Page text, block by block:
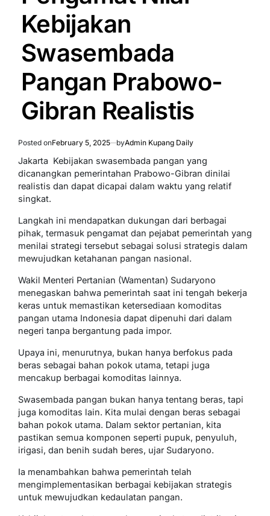
Kebijakan
Swasembada
Pangan Prabowo-
Gibran Realistis
Posted onFebruary 5, 2025 byAdmin Kupang Daily
Jakarta  Kebijakan swasembada pangan yang
dicanangkan pemerintahan Prabowo-Gibran dinilai
realistis dan dapat dicapai dalam waktu yang relatif
singkat.
Langkah ini mendapatkan dukungan dari berbagai
pihak, termasuk pengamat dan pejabat pemerintah yang
menilai strategi tersebut sebagai solusi strategis dalam
mewujudkan ketahanan pangan nasional.
Wakil Menteri Pertanian (Wamentan) Sudaryono
menegaskan bahwa pemerintah saat ini tengah bekerja
keras untuk memastikan ketersediaan komoditas
pangan utama Indonesia dapat dipenuhi dari dalam
negeri tanpa bergantung pada impor.
Upaya ini, menurutnya, bukan hanya berfokus pada
beras sebagai bahan pokok utama, tetapi juga
mencakup berbagai komoditas lainnya.
Swasembada pangan bukan hanya tentang beras, tapi
juga komoditas lain. Kita mulai dengan beras sebagai
bahan pokok utama. Dalam sektor pertanian, kita
pastikan semua komponen seperti pupuk, penyuluh,
irigasi, dan benih sudah beres, ujar Sudaryono.
Ia menambahkan bahwa pemerintah telah
mengimplementasikan berbagai kebijakan strategis
untuk mewujudkan kedaulatan pangan.